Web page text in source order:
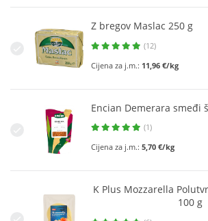
Z bregov Maslac 250 g
(12)
Cijena za j.m.: 11,96 €/kg
Encian Demerara smeđi
(1)
Cijena za j.m.: 5,70 €/kg
K Plus Mozzarella
100 g